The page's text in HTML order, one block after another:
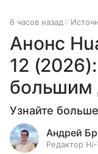
6 часов назад
Анонс
12
большим
Узнайте
Андрей
Редактор